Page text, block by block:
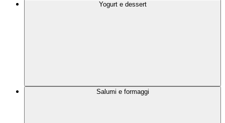
Yogurt e dessert
Salumi e formaggi